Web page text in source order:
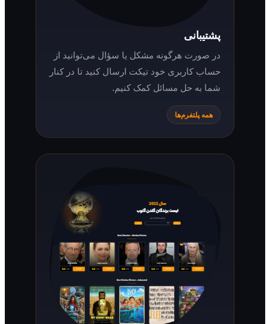
در صورت هرگونه مشکل یا سؤال می‌توانید از
حساب کاربری خود تیکت ارسال کنید تا در کنار
شما به حل مسائل کمک کنیم.
همه پلتفرم‌ها